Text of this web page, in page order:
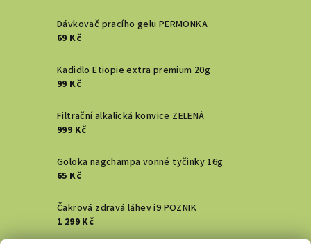
Dávkovač pracího gelu PERMONKA
69 Kč
Kadidlo Etiopie extra premium 20g
99 Kč
Filtrační alkalická konvice ZELENÁ
999 Kč
Goloka nagchampa vonné tyčinky 16g
65 Kč
Čakrová zdravá láhev i9 POZNIK
1 299 Kč